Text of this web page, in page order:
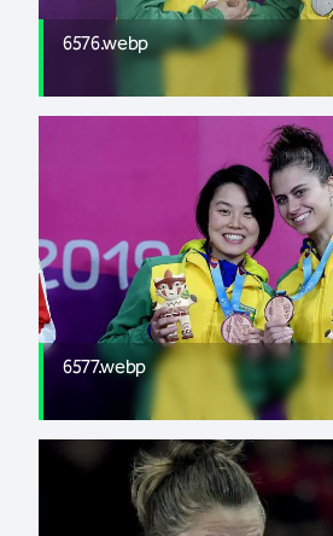
6576.webp
6577.webp